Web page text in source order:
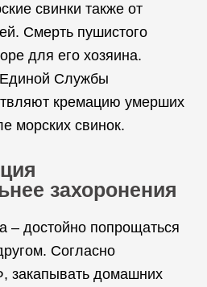
свинки также от
Смерть пушистого
для его хозяина.
Единой Службы
кремацию умерших
морских свинок.
захоронения
– достойно попрощаться
Согласно
закапывать домашних